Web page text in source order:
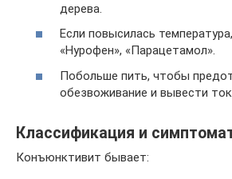
дерева.
Если повысилась
«Нурофен», «Парацетамол».
Побольше пить, чтобы
обезвоживание и вывести
Классификация и
Конъюнктивит бывает: